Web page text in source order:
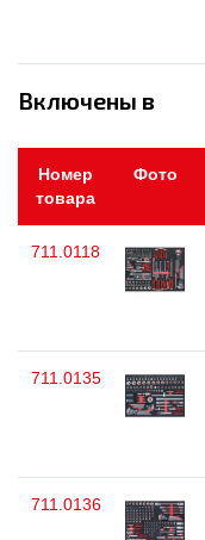
Включены в
Номер
товара
Фото
711.0118
711.0135
711.0136